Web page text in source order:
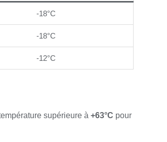
-18°C
-18°C
-12°C
supérieure à +63°C pour